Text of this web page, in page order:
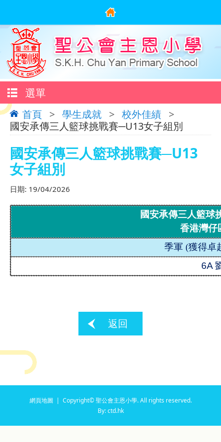
選單
首頁 > 學生成就 > 校外佳績 >
國安承傳三人籃球挑戰賽─U13女子組別
國安承傳三人籃球挑戰賽─U13
女子組別
日期: 19/04/2026
國安承傳三人籃球
香港灣仔
季軍 (獲得卓
6A
返回
網頁地圖 | Copyright© 聖公會主恩小學. All rights reserved.
By: ctd.hk